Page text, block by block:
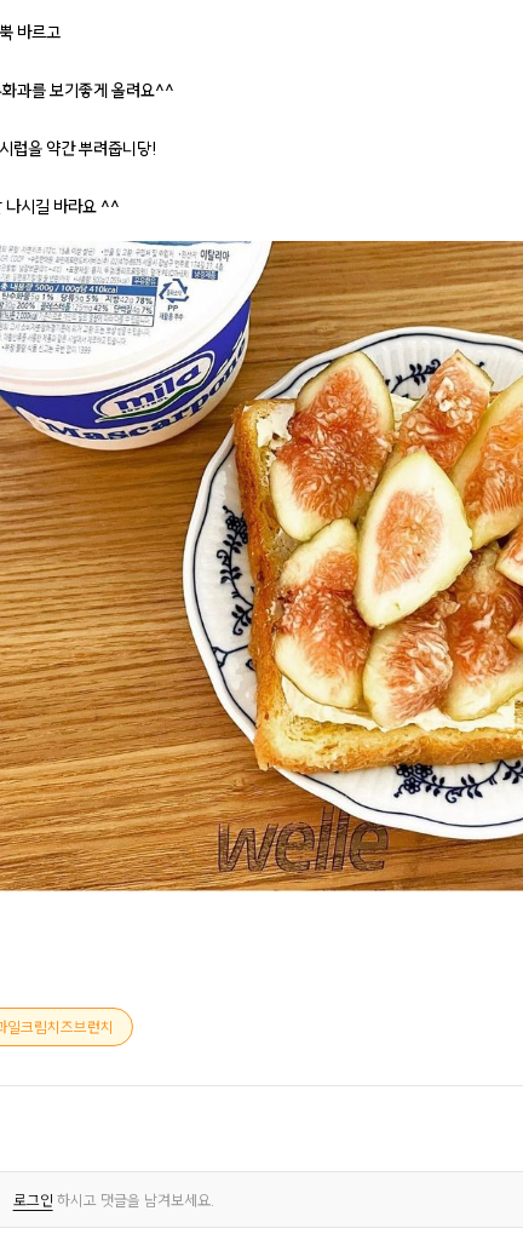
바르고
과를 보기좋게 올려요^^
럽을 약간 뿌려줍니당!
나시길 바라요 ^^
일크림치즈브런치
로그인 하시고 댓글을 남겨보세요.